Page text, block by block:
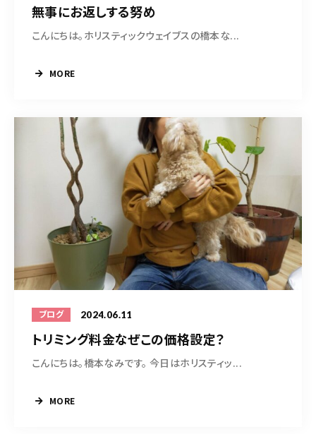
無事にお返しする努め
こんにちは。ホリスティックウェイブスの橋本な...
MORE
ブログ 2024.06.11
トリミング料金なぜこの価格設定？
こんにちは。橋本なみです。 今日はホリスティッ...
MORE